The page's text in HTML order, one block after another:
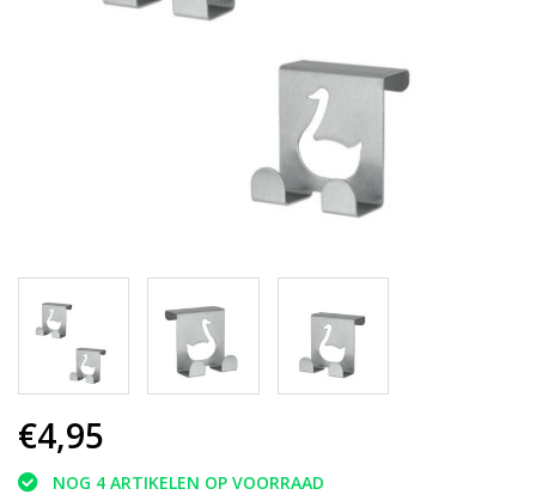
€4,95
NOG 4 ARTIKELEN OP VOORRAAD